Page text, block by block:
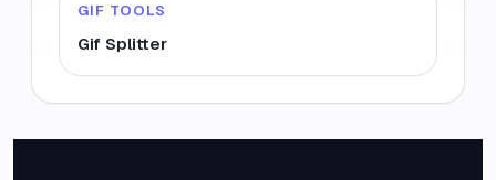
GIF TOOLS
Gif Splitter